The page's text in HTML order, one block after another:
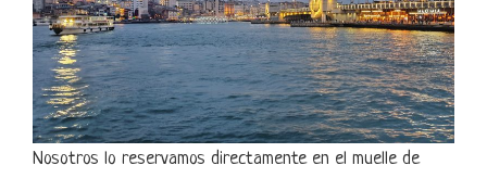
Nosotros lo reservamos directamente en el muelle de